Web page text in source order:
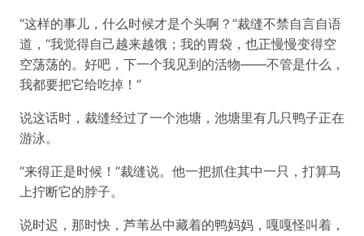
“这样的事儿，什么时候才是个头啊？”裁缝不禁自言自语
道，“我觉得自己越来越饿；我的胃袋，也正慢慢变得空
空荡荡的。好吧，下一个我见到的活物——不管是什么，
我都要把它给吃掉！”
说这话时，裁缝经过了一个池塘，池塘里有几只鸭子正在
游泳。
“来得正是时候！”裁缝说。他一把抓住其中一只，打算马
上拧断它的脖子。
说时迟，那时快，芦苇丛中藏着的鸭妈妈，嘎嘎怪叫着，